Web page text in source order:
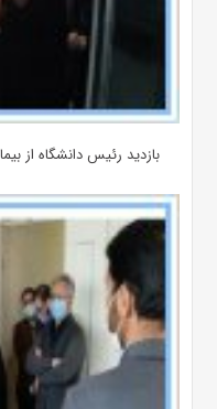
بازدید رئیس دانشگاه از